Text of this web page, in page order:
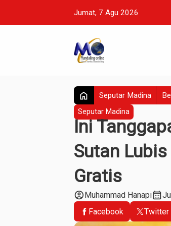
Jumat, 7 Agu 2026
home Seputar Madina
Seputar Madina
Ini
Sutan
Gratis
account_circleMuhammad Hanapicalendar_month
Facebook
Twitter